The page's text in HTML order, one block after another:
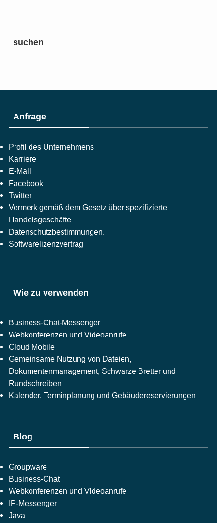
suchen
Anfrage
Profil des Unternehmens
Karriere
E-Mail
Facebook
Twitter
Vermerk gemäß dem Gesetz über spezifizierte
Handelsgeschäfte
Datenschutzbestimmungen.
Softwarelizenzvertrag
Wie zu verwenden
Business-Chat-Messenger
Webkonferenzen und Videoanrufe
Cloud Mobile
Gemeinsame Nutzung von Dateien,
Dokumentenmanagement, Schwarze Bretter und
Rundschreiben
Kalender, Terminplanung und Gebäudereservierungen
Blog
Groupware
Business-Chat
Webkonferenzen und Videoanrufe
IP-Messenger
Java